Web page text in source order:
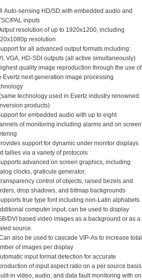
4 Auto-sensing HD/SD with embedded audio and
PAL inputs
resolution of up to 1920x1200, including
resolution
for all advanced output formats including:
VGA, HD-SDI outputs (all active simultaneously)
quality image reproduction through the use of
Evertz next generation image processing
technology used in Evertz industry renowned
products)
for embedded audio with up to eight
of monitoring including alarms and on screen
support for dynamic under monitor displays
tallies via a variety of protocols
advanced on screen graphics, including
clocks, graticule generator,
control of objects, raised bezels and
drop shadows, and bitmap backgrounds
true type font including non-Latin alphabets
computer input, can be used to display
DVI based video images as a background or as a
source.
also be used to cascade VIP-As to increase total
of images per display
input format detection for accurate
of input aspect ratio on a per source basis
in video, audio, and data fault monitoring with on